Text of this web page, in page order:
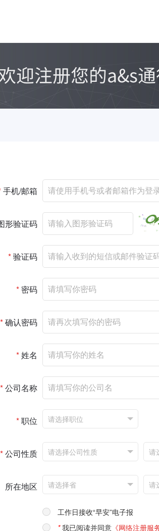
手机/邮箱
形验证码
*验证码
* 密码
*确认密码
*姓名
*公司名称
*职位
*公司性质
所在地区
工作日接收“早安”电子报
*我已阅读并同意 《网络注册服